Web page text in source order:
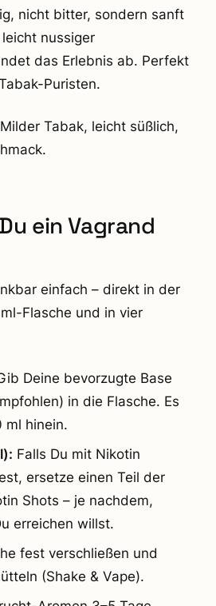
nicht bitter, sondern sanft
nussiger
das Erlebnis ab. Perfekt
Puristen.
Tabak, leicht süßlich,
ein Vagrand
einfach – direkt in der
Flasche und in vier
Deine bevorzugte Base
in die Flasche. Es
ml hinein.
Falls Du mit Nikotin
ersetze einen Teil der
Shots – je nachdem,
erreichen willst.
fest verschließen und
(Shake & Vape).